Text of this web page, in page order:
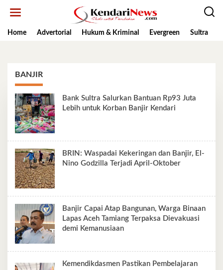
Home
Advertorial Hukum & Kriminal Evergreen Sultra
BANJIR
Bank Sultra Salurkan Bantuan Rp93 Juta
Lebih untuk Korban Banjir Kendari
BRIN: Waspadai Kekeringan dan Banjir, El-
Nino Godzilla Terjadi April-Oktober
Banjir Capai Atap Bangunan, Warga Binaan
Lapas Aceh Tamiang Terpaksa Dievakuasi
demi Kemanusiaan
Kemendikdasmen Pastikan Pembelajaran